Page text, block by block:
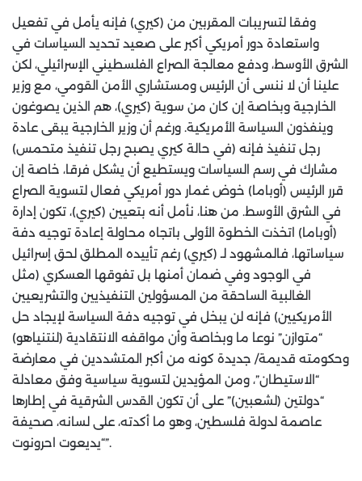
وفقا لتسريبات المقربين من (كيري) فإنه يأمل في تفعيل
واستعادة دور أمريكي أكبر على صعيد تحديد السياسات في
الشرق الأوسط، ودفع معالجة الصراع الفلسطيني الإسرائيلي، لكن
علينا أن لا ننسى أن الرئيس ومستشاري الأمن القومي، مع وزير
الخارجية وبخاصة إن كان من سوية (كيري)، هم الذين يصوغون
وينفذون السياسة الأمريكية. ورغم أن وزير الخارجية يبقى عادة
رجل تنفيذ فإنه (في حالة كيري يصبح رجل تنفيذ متحمس)
مشارك في رسم السياسات ويستطيع أن يشكل فرقا، خاصة إن
قرر الرئيس (أوباما) خوض غمار دور أمريكي فعال لتسوية الصراع
في الشرق الأوسط. من هنا، نأمل أنه بتعيين (كيري)، تكون إدارة
(أوباما) اتخذت الخطوة الأولى باتجاه محاولة إعادة توجيه دفة
سياساتها، فالمشهود لـ (كيري) رغم تأييده المطلق لحق إسرائيل
في الوجود وفي ضمان أمنها بل تفوقها العسكري (مثل
الغالبية الساحقة من المسؤولين التنفيذيين والتشريعيين
الأمريكيين) فإنه لن يبخل في توجيه دفة السياسة لإيجاد حل
“متوازن” نوعا ما وبخاصة وأن مواقفه الانتقادية (لنتنياهو)
وحكومته قديمة/ جديدة كونه من أكبر المتشددين في معارضة
“الاستيطان”، ومن المؤيدين لتسوية سياسية وفق معادلة
“دولتين (لشعبين)” على أن تكون القدس الشرقية في إطارها
عاصمة لدولة فلسطين، وهو ما أكدته، على لسانه، صحيفة
“يديعوت احرونوت”.